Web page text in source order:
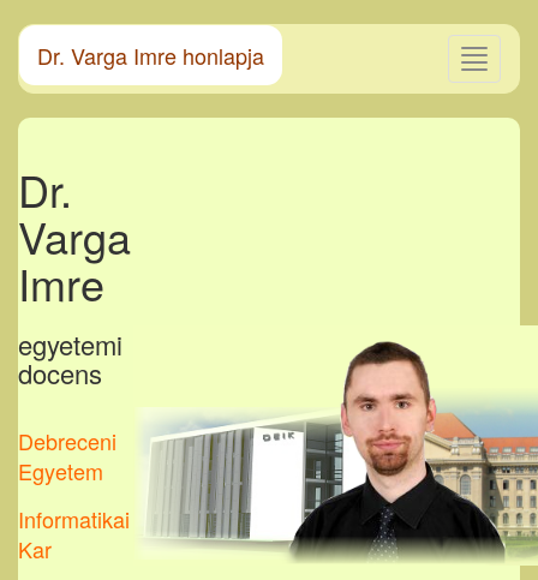
Toggle
Dr. Varga Imre honlapja
Dr.
Varga
Imre
egyetemi
docens
Debreceni
Egyetem
Informatikai
Kar